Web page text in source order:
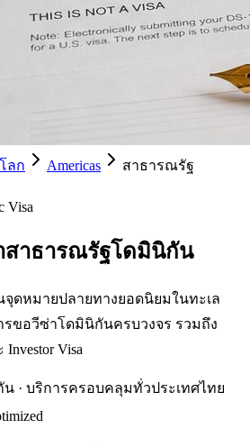
ลก Americas
สาธารณรัฐ
Visa
สาธารณรัฐโดมินิกัน
ดหมายปลายทางยอดนิยมในทะเล
รขอวีซ่าโดมินิกันครบวงจร รวมถึง
Visa
น · บริการครอบคลุมทั่วประเทศไทย